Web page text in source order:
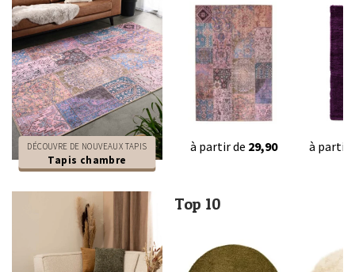
DÉCOUVRE DE NOUVEAUX TAPIS
Tapis chambre
à partir de 29,90 à partir
Top 10